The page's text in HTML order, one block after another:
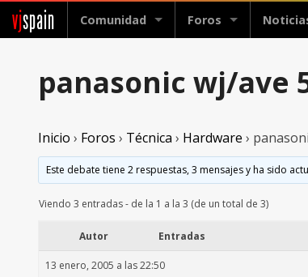
vjspain Comunidad Foros
panasonic wj/ave
Inicio › Foros › Técnica › Hardware ›
Este debate tiene 2 respuestas, 3 mensajes y ha sido
Viendo 3 entradas - de la 1 a la 3 (de un total de 3)
Autor Entradas
13 enero, 2005 a las 22:50